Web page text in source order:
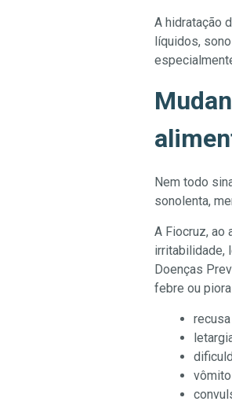
A hidratação
líquidos,
Nem todo
sonolenta,
A Fiocruz, ao
irritabilidade,
Doenças
febre ou